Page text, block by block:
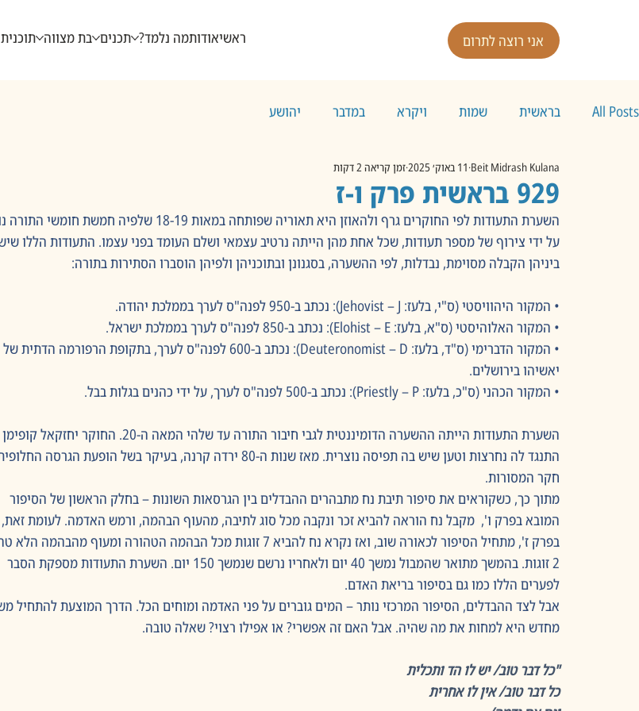
ראשיאודותמה נלמד? תכנים בת מצווה אני רוצה לתרום
All Posts בראשית שמות ויקרא במדבר יהושע
929 בראשית פרק ו-ז
Beit Midrash Kulana 11 באוק׳ 2025 זמן קריאה 2 דקות
השערת התעודות לפי החוקרים גרף ולהאוזן היא תאוריה שפותחה במאות 18-19 שלפיה חמשת
על ידי צירוף של מספר תעודות, שכל אחת מהן הייתה נרטיב עצמאי ושלם העומד בפני עצמו. התעודות הללו
ביניהן הקבלה מסוימת, נבדלות, לפי ההשערה, בסגנונן ובתוכניהן ולפיהן הוסברו הסתירות בתורה:
• המקור היהוויסטי (ס"י, בלעז: Jehovist – J): נכתב ב-950 לפנה"ס לערך בממלכת יהודה.
• המקור האלוהיסטי (ס"א, בלעז: Elohist – E): נכתב ב-850 לפנה"ס לערך בממלכת ישראל.
• המקור הדברימי (ס"ד, בלעז: Deuteronomist – D): נכתב ב-600 לפנה"ס לערך, בתקופת הרפורמה הדתית של
יאשיהו בירושלים.
• המקור הכהני (ס"כ, בלעז: Priestly – P): נכתב ב-500 לפנה"ס לערך, על ידי כהנים בגלות בבל.
השערת התעודות הייתה ההשערה הדומיננטית לגבי חיבור התורה עד שלהי המאה ה-20. החוקר יחזקאל קופימן
התנגד לה נחרצות וטען שיש בה תפיסה נוצרית. מאז שנות ה-80 ירדה קרנה, בעיקר בשל הופעת הגרסה
חקר המסורות.
מתוך כך, כשקוראים את סיפור תיבת נח מתבהרים ההבדלים בין הגרסאות השונות – בחלק הראשון של הסיפור
המובא בפרק ו',  מקבל נח הוראה להביא זכר ונקבה מכל סוג לתיבה, מהעוף הבהמה, ורמש האדמה. לעומת זאת,
בפרק ז', מתחיל הסיפור לכאורה שוב, ואז נקרא נח להביא 7 זוגות מכל הבהמה הטהורה ומעוף מהבהמה
2 זוגות. בהמשך מתואר שהמבול נמשך 40 יום ולאחריו נרשם שנמשך 150 יום. השערת התעודות מספקת הסבר
לפערים הללו כמו גם בסיפור בריאת האדם.
אבל לצד ההבדלים, הסיפור המרכזי נותר – המים גוברים על פני האדמה ומוחים הכל. הדרך המוצעת להתחיל
מחדש היא למחות את מה שהיה. אבל האם זה אפשרי? או אפילו רצוי? שאלה טובה.
"כל דבר טוב/ יש לו הד ותכלית
כל דבר טוב/ אין לו אחרית